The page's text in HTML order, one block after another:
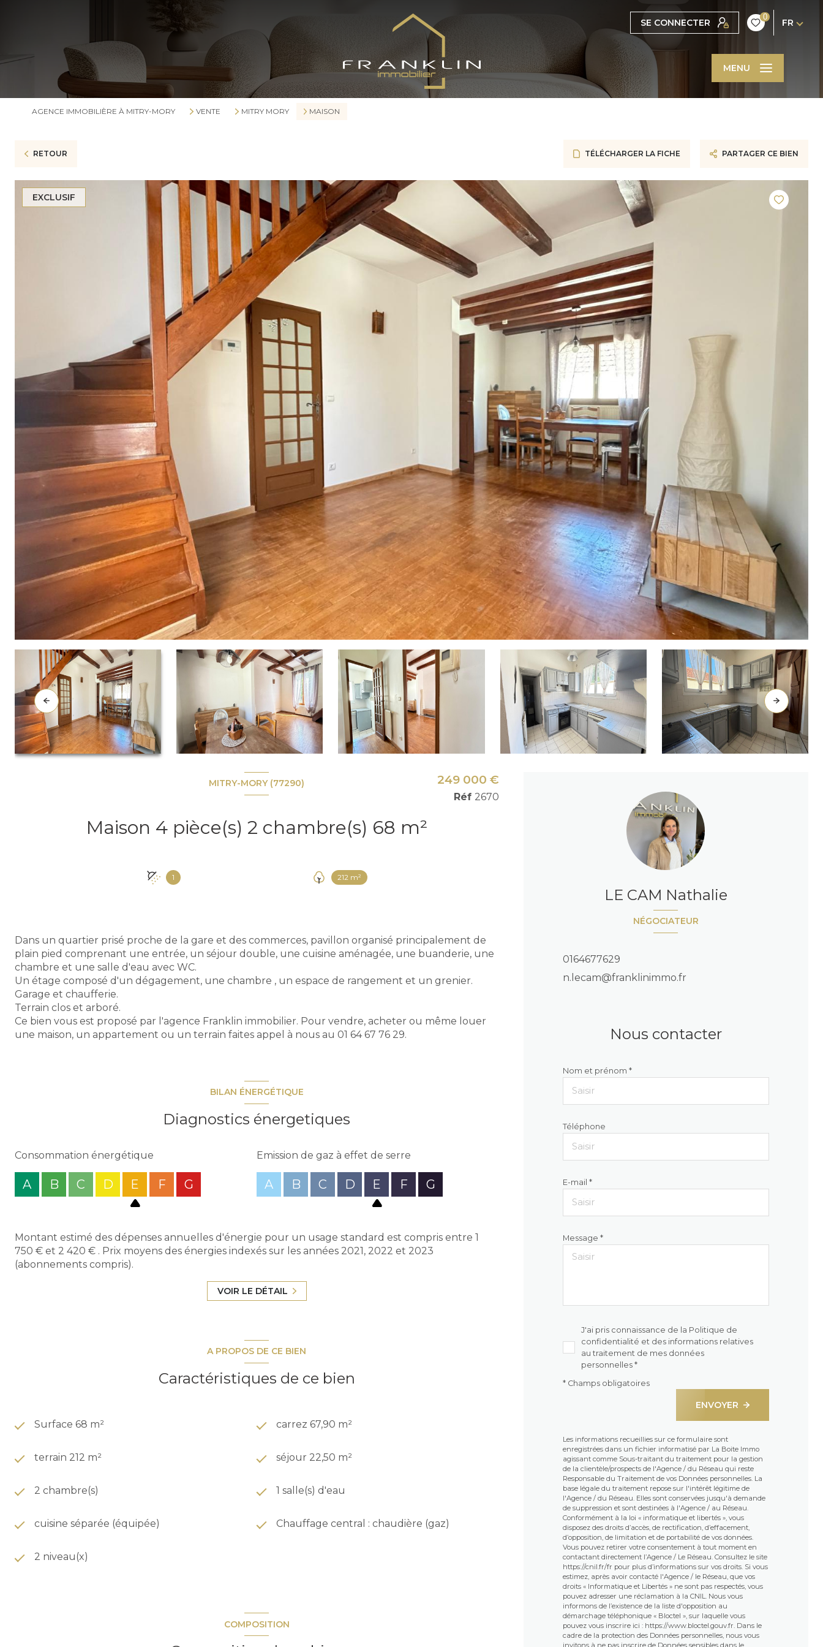
SE CONNECTER
0
FR
MENU
AGENCE IMMOBILIÈRE À MITRY-MORY VENTE MITRY MORY MAISON
RETOUR TÉLÉCHARGER LA FICHE PARTAGER CE BIEN
EXCLUSIF
MITRY-MORY (77290)
Maison 4 pièce(s) 2 chambre(s) 68 m²
1 212 m²
249 000 €
Réf 2670
Dans un quartier prisé proche de la gare et des commerces, pavillon organisé principalement de
plain pied comprenant une entrée, un séjour double, une cuisine aménagée, une buanderie, une
chambre et une salle d'eau avec WC.
Un étage composé d'un dégagement, une chambre , un espace de rangement et un grenier.
Garage et chaufferie.
Terrain clos et arboré.
Ce bien vous est proposé par l'agence Franklin immobilier. Pour vendre, acheter ou même louer
une maison, un appartement ou un terrain faites appel à nous au 01 64 67 76 29.
BILAN ÉNERGÉTIQUE
Diagnostics énergetiques
Consommation énergétique
A B C D E F G
Emission de gaz à effet de serre
A B C D E F G
Montant estimé des dépenses annuelles d'énergie pour un usage standard est compris entre 1
750 € et 2 420 € . Prix moyens des énergies indexés sur les années 2021, 2022 et 2023
(abonnements compris).
VOIR LE DÉTAIL
A PROPOS DE CE BIEN
Caractéristiques de ce bien
Surface 68 m² carrez 67,90 m²
terrain 212 m² séjour 22,50 m²
2 chambre(s) 1 salle(s) d'eau
cuisine séparée (équipée) Chauffage central : chaudière (gaz)
2 niveau(x)
COMPOSITION
NÉGOCIATEUR
LE CAM Nathalie
0164677629
n.lecam@franklinimmo.fr
Nous contacter
Nom et prénom *
Téléphone
E-mail *
Message *
J'ai pris connaissance de la Politique de
confidentialité et des informations relatives
au traitement de mes données
personnelles *
* Champs obligatoires
ENVOYER
Les informations recueillies sur ce formulaire sont
enregistrées dans un fichier informatisé par La Boite Immo
agissant comme Sous-traitant du traitement pour la gestion
de la clientèle/prospects de l'Agence / du Réseau qui reste
Responsable du Traitement de vos Données personnelles. La
base légale du traitement repose sur l'intérêt légitime de
l'Agence / du Réseau. Elles sont conservées jusqu'à demande
de suppression et sont destinées à l'Agence / au Réseau.
Conformément à la loi « informatique et libertés », vous
disposez des droits d’accès, de rectification, d’effacement,
d’opposition, de limitation et de portabilité de vos données.
Vous pouvez retirer votre consentement à tout moment en
contactant directement l’Agence / Le Réseau. Consultez le site
https://cnil.fr/fr pour plus d’informations sur vos droits. Si vous
estimez, après avoir contacté l'Agence / le Réseau, que vos
droits « Informatique et Libertés » ne sont pas respectés, vous
pouvez adresser une réclamation à la CNIL. Nous vous
informons de l’existence de la liste d'opposition au
démarchage téléphonique « Bloctel », sur laquelle vous
pouvez vous inscrire ici : https://www.bloctel.gouv.fr. Dans le
cadre de la protection des Données personnelles, nous vous